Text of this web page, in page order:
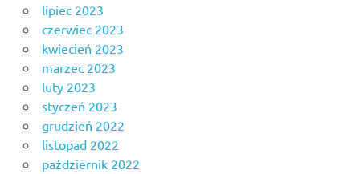
lipiec 2023
czerwiec 2023
kwiecień 2023
marzec 2023
luty 2023
styczeń 2023
grudzień 2022
listopad 2022
październik 2022